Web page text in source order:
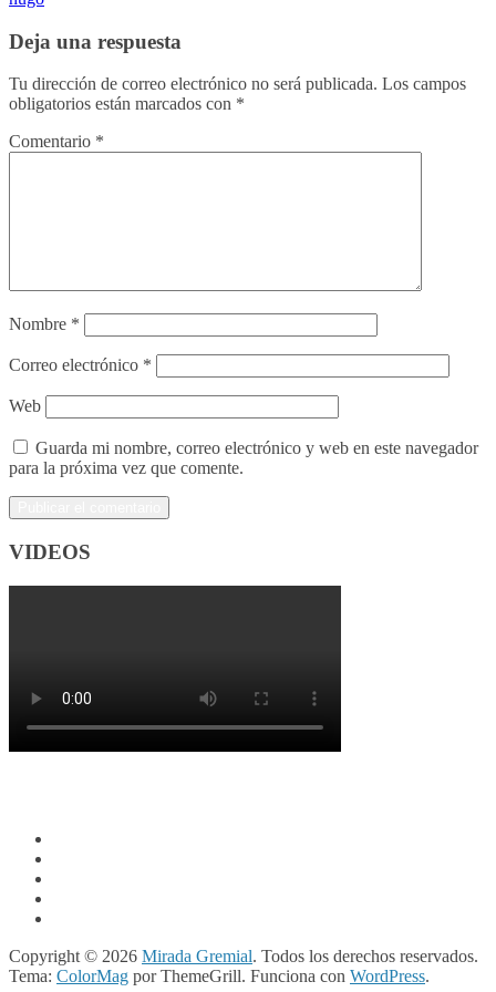
Deja una respuesta
Tu dirección de correo electrónico no será publicada. Los campos
obligatorios están marcados con *
Comentario *
Nombre *
Correo electrónico *
Web
Guarda mi nombre, correo electrónico y web en este navegador
para la próxima vez que comente.
VIDEOS
Copyright © 2026 Mirada Gremial. Todos los derechos reservados.
Tema: ColorMag por ThemeGrill. Funciona con WordPress.